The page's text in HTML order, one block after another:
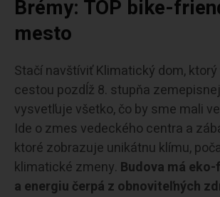
Brémy: TOP bike-
mesto
Stačí navštíviť Klimatický dom,
cestou pozdĺž 8. stupňa
vysvetľuje všetko, čo by sme mali
Ide o zmes vedeckého centra a
ktoré zobrazuje unikátnu klímu,
klimatické zmeny. Budova má
a energiu čerpá z obnoviteľných